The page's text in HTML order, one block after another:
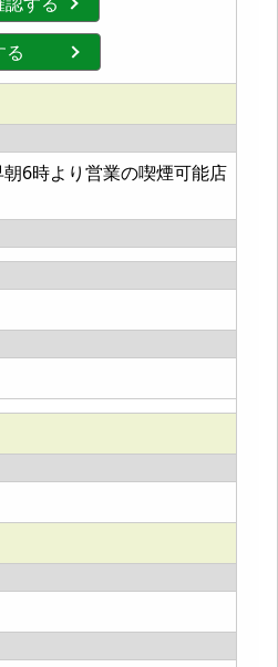
する
6時より営業の喫煙可能店